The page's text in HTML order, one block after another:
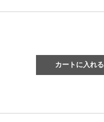
カートに入れる